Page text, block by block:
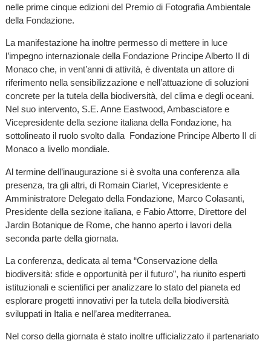
nelle prime cinque edizioni del Premio di Fotografia Ambientale
della Fondazione.
La manifestazione ha inoltre permesso di mettere in luce
l’impegno internazionale della Fondazione Principe Alberto II di
Monaco che, in vent’anni di attività, è diventata un attore di
riferimento nella sensibilizzazione e nell’attuazione di soluzioni
concrete per la tutela della biodiversità, del clima e degli oceani.
Nel suo intervento, S.E. Anne Eastwood, Ambasciatore e
Vicepresidente della sezione italiana della Fondazione, ha
sottolineato il ruolo svolto dalla Fondazione Principe Alberto II di
Monaco a livello mondiale.
Al termine dell’inaugurazione si è svolta una conferenza alla
presenza, tra gli altri, di Romain Ciarlet, Vicepresidente e
Amministratore Delegato della Fondazione, Marco Colasanti,
Presidente della sezione italiana, e Fabio Attorre, Direttore del
Jardin Botanique de Rome, che hanno aperto i lavori della
seconda parte della giornata.
La conferenza, dedicata al tema “Conservazione della
biodiversità: sfide e opportunità per il futuro”, ha riunito esperti
istituzionali e scientifici per analizzare lo stato del pianeta ed
esplorare progetti innovativi per la tutela della biodiversità
sviluppati in Italia e nell’area mediterranea.
Nel corso della giornata è stato inoltre ufficializzato il partenariato